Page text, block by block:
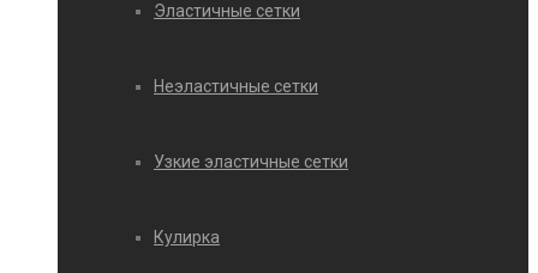
Эластичные сетки
Неэластичные сетки
Узкие эластичные сетки
Кулирка